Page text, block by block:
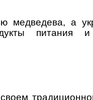
медведева, а
питания